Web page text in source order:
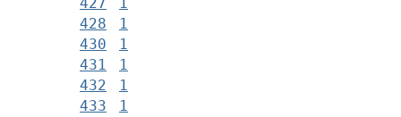
427
1
428
1
430
1
431
1
432
1
433
1